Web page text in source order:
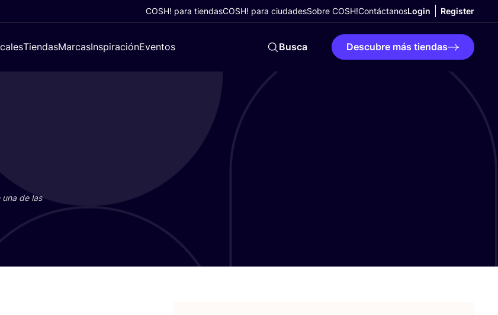
COSH! para tiendasCOSH! para ciudadesSobre COSH!ContáctanosLogin Register
TiendasMarcasInspiraciónEventos Busca Descubre más tiendas
de las